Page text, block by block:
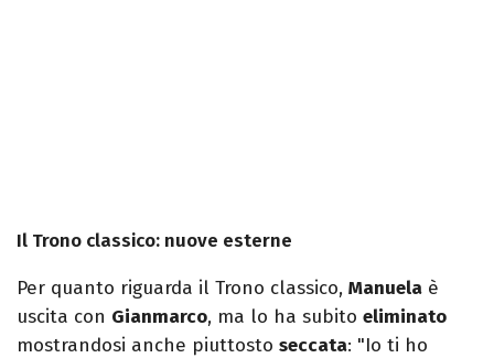
Il Trono classico: nuove esterne
Per quanto riguarda il Trono classico, Manuela è
uscita con Gianmarco, ma lo ha subito eliminato
mostrandosi anche piuttosto seccata: "Io ti ho